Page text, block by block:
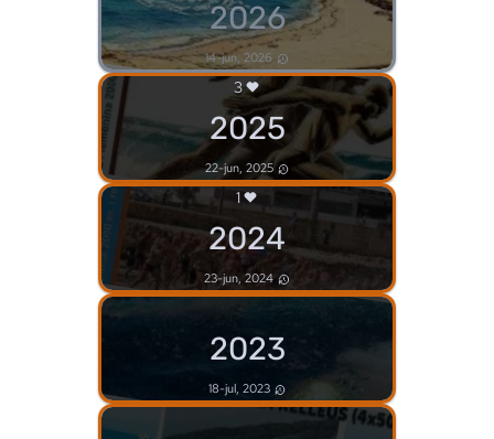
2026
14-jun, 2026
3
2025
22-jun, 2025
1
2024
23-jun, 2024
2023
18-jul, 2023